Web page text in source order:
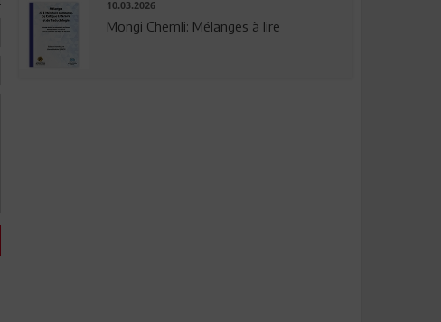
10.03.2026
Mongi Chemli: Mélanges à lire